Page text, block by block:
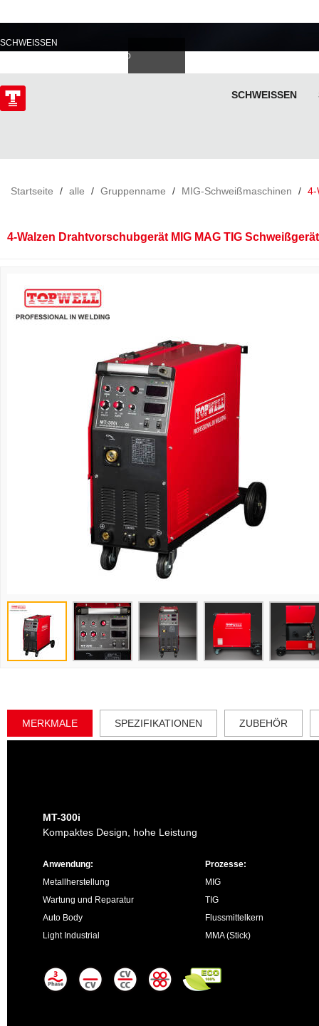
SCHWEISSEN
Italiano
SCHWEISSEN
Startseite / alle / Gruppenname / MIG-Schweißmaschinen / 4-
4-Walzen Drahtvorschubgerät MIG MAG TIG
MERKMALE SPEZIFIKATIONEN ZUBEHÖR
MT-300i
Kompaktes Design, hohe Leistung
Anwendung:
Metallherstellung
Wartung und Reparatur
Auto Body
Light Industrial
Prozesse:
MIG
TIG
Flussmittelkern
MMA (Stick)